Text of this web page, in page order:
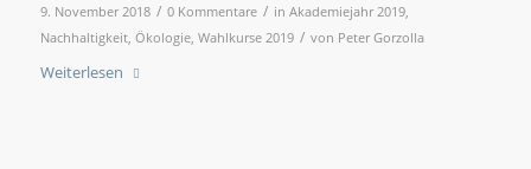
9. November 2018 / 0 Kommentare / in Akademiejahr 2019,
Nachhaltigkeit, Ökologie, Wahlkurse 2019 / von Peter Gorzolla
Weiterlesen